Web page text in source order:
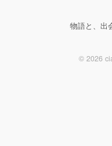
物語と、出
© 2026